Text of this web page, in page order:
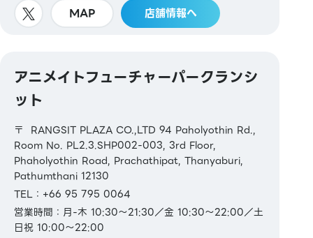
MAP 店舗情報へ
アニメイトフューチャーパークランシ
ット
〒 RANGSIT PLAZA CO.,LTD 94 Paholyothin Rd.,
Room No. PL2.3.SHP002-003, 3rd Floor,
Phaholyothin Road, Prachathipat, Thanyaburi,
Pathumthani 12130
TEL：+66 95 795 0064
営業時間：月-木 10:30～21:30／金 10:30～22:00／土
日祝 10:00～22:00